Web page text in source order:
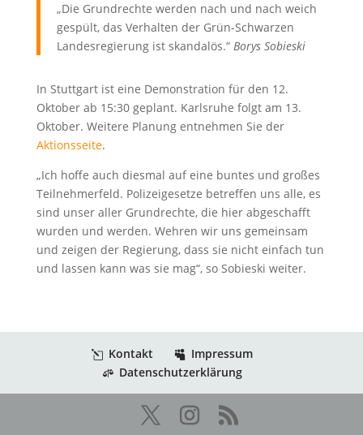
„Die Grundrechte werden nach und nach weich
gespült, das Verhalten der Grün-Schwarzen
Landesregierung ist skandalös.“ Borys Sobieski
In Stuttgart ist eine Demonstration für den 12.
Oktober ab 15:30 geplant. Karlsruhe folgt am 13.
Oktober. Weitere Planung entnehmen Sie der
Aktionsseite.
„Ich hoffe auch diesmal auf eine buntes und großes
Teilnehmerfeld. Polizeigesetze betreffen uns alle, es
sind unser aller Grundrechte, die hier abgeschafft
wurden und werden. Wehren wir uns gemeinsam
und zeigen der Regierung, dass sie nicht einfach tun
und lassen kann was sie mag“, so Sobieski weiter.
Kontakt
Impressum
Datenschutzerklärung